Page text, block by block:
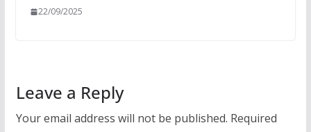
22/09/2025
Leave a Reply
Your email address will not be published. Required